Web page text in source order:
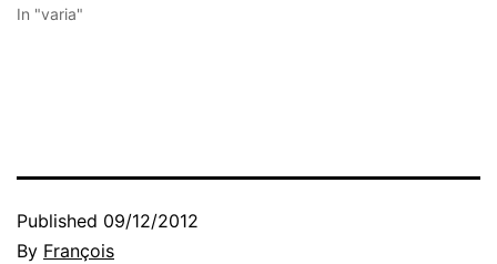
In "varia"
Published 09/12/2012
By François